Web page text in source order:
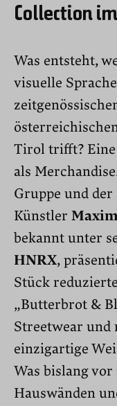
Collection
Was entsteht,
visuelle
Tirol trifft?
als
Gruppe und
Künstler
bekannt unter
HNRX,
Stück
„Butterbrot &
Streetwear und
einzigartige
Was bislang
Hauswänden